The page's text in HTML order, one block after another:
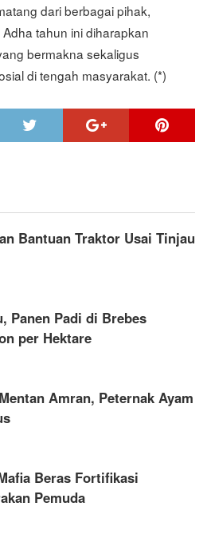
dari berbagai pihak,
tahun ini diharapkan
bermakna sekaligus
di tengah masyarakat. (*)
Bantuan Traktor Usai Tinjau
Panen Padi di Brebes
per Hektare
Amran, Peternak Ayam
Beras Fortifikasi
Pemuda